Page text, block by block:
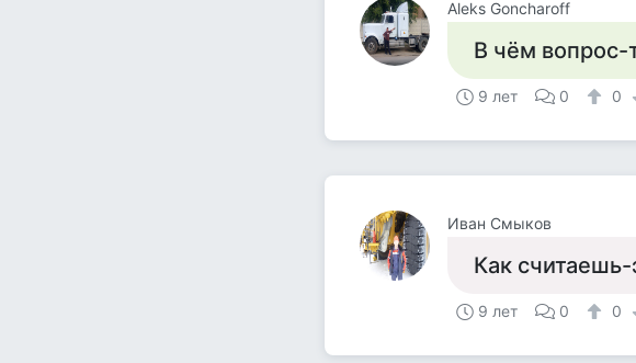
Aleks Goncharoff
В чём вопрос-
9 лет 0 0
Иван Смыков
Как считаешь-
9 лет 0 0